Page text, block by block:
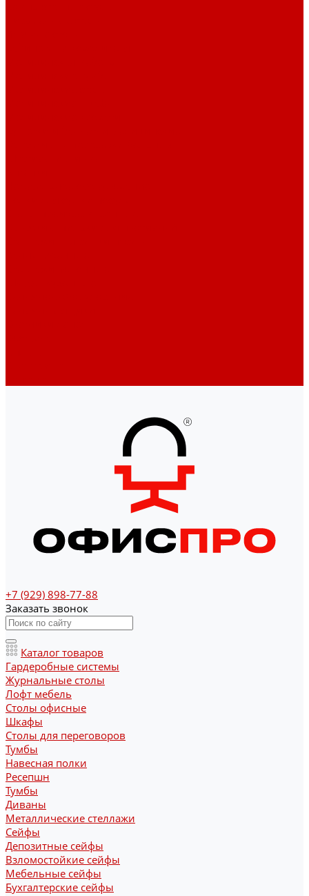
+7 (929) 898-77-88
Заказать звонок
Каталог товаров
Гардеробные системы
Журнальные столы
Лофт мебель
Столы офисные
Шкафы
Столы для переговоров
Тумбы
Навесная полки
Ресепшн
Тумбы
Диваны
Металлические стеллажи
Сейфы
Депозитные сейфы
Взломостойкие сейфы
Мебельные сейфы
Бухгалтерские сейфы